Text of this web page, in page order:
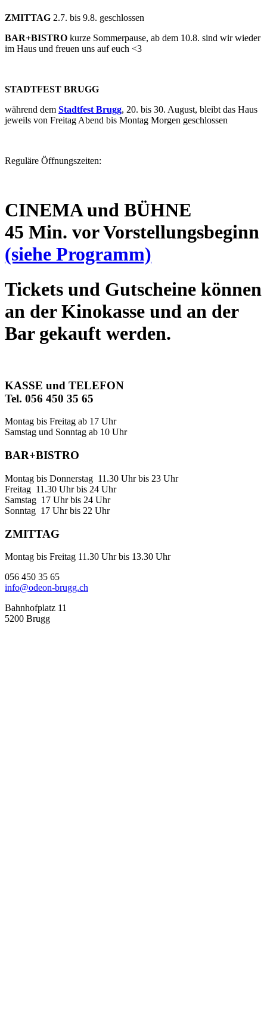
ZMITTAG 2.7. bis 9.8. geschlossen
BAR+BISTRO kurze Sommerpause, ab dem 10.8. sind wir wieder
im Haus und freuen uns auf euch <3
STADTFEST BRUGG
während dem Stadtfest Brugg, 20. bis 30. August, bleibt das Haus
jeweils von Freitag Abend bis Montag Morgen geschlossen
Reguläre Öffnungszeiten:
CINEMA und BÜHNE
45 Min. vor Vorstellungsbeginn
(siehe Programm)
Tickets und Gutscheine können
an der Kinokasse und an der
Bar gekauft werden.
KASSE und TELEFON
Tel. 056 450 35 65
Montag bis Freitag ab 17 Uhr
Samstag und Sonntag ab 10 Uhr
BAR+BISTRO
Montag bis Donnerstag 11.30 Uhr bis 23 Uhr
Freitag 11.30 Uhr bis 24 Uhr
Samstag 17 Uhr bis 24 Uhr
Sonntag 17 Uhr bis 22 Uhr
ZMITTAG
Montag bis Freitag 11.30 Uhr bis 13.30 Uhr
056 450 35 65
info@odeon-brugg.ch
Bahnhofplatz 11
5200 Brugg